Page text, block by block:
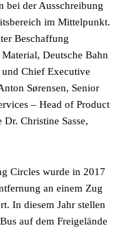
bei der Ausschreibung
im Mittelpunkt.
Beschaffung
Deutsche Bahn
Chief Executive
Sørensen, Senior
– Head of Product
Christine Sasse,
Circles wurde in 2017
an einem Zug
In diesem Jahr stellen
auf dem Freigelände